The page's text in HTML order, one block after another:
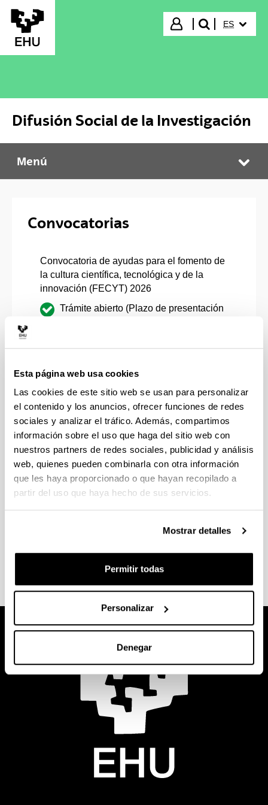
Esta página web usa cookies
Las cookies de este sitio web se usan para personalizar
el contenido y los anuncios, ofrecer funciones de redes
sociales y analizar el tráfico. Además, compartimos
información sobre el uso que haga del sitio web con
nuestros partners de redes sociales, publicidad y análisis
web, quienes pueden combinarla con otra información
que les haya proporcionado o que hayan recopilado a
partir del uso que haya hecho de sus servicios.
Mostrar detalles
Permitir todas
Personalizar
Denegar
Saltar al contenido principal
Iniciar sesión
buscar"
ES
Difusión Social de la Investigación
Difusión Social de la Investigación
Menú
Convocatorias
Convocatoria de ayudas para el fomento de
la cultura científica, tecnológica y de la
innovación (FECYT) 2026
Trámite abierto (Plazo de presentación
de Difusión Social del Conocimiento
Sin trámite abierto (Plazo de
presentación de solicitudes: 11/06/2026 -
10/07/2026)
Fecha límite interna para enviar
expresiones de interés: 22 de
junio a las 10:00h.